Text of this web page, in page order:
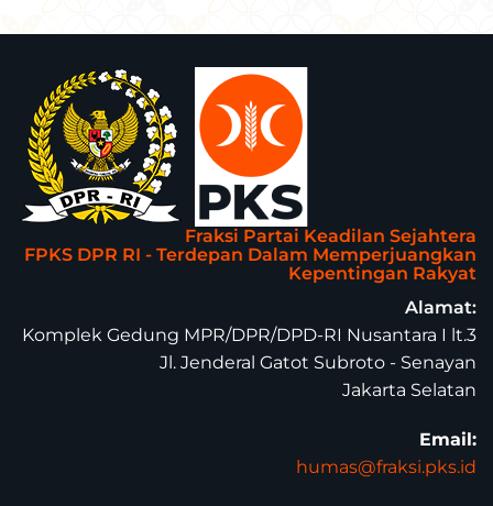
Fraksi Partai Keadilan Sejahtera
FPKS DPR RI - Terdepan Dalam Memperjuangkan
Kepentingan Rakyat
Alamat:
Komplek Gedung MPR/DPR/DPD-RI Nusantara I lt.3
Jl. Jenderal Gatot Subroto - Senayan
Jakarta Selatan
Email:
humas@fraksi.pks.id